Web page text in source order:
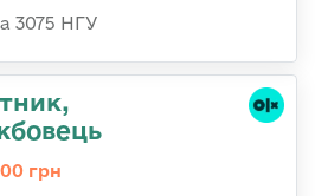
3075 НГУ
грн